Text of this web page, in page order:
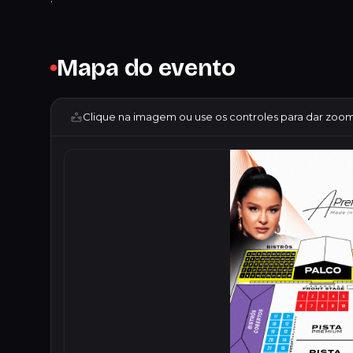
Mapa do evento
Clique na imagem ou use os controles para dar